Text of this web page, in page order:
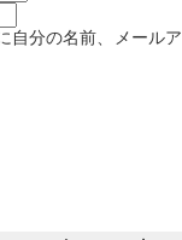
自分の名前、メールア